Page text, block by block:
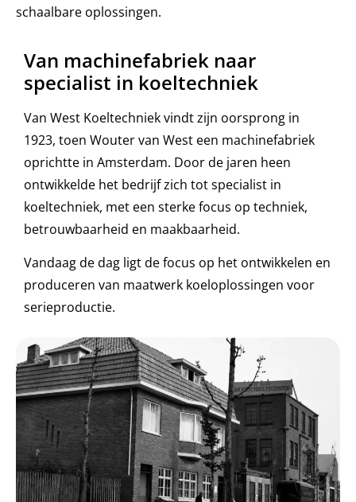
schaalbare oplossingen.
Van machinefabriek naar
specialist in koeltechniek
Van West Koeltechniek vindt zijn oorsprong in
1923, toen Wouter van West een machinefabriek
oprichtte in Amsterdam. Door de jaren heen
ontwikkelde het bedrijf zich tot specialist in
koeltechniek, met een sterke focus op techniek,
betrouwbaarheid en maakbaarheid.
Vandaag de dag ligt de focus op het ontwikkelen en
produceren van maatwerk koeloplossingen voor
serieproductie.